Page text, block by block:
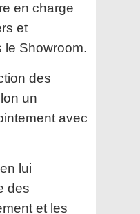
en charge
et
le Showroom.
des
un
avec
lui
des
et les